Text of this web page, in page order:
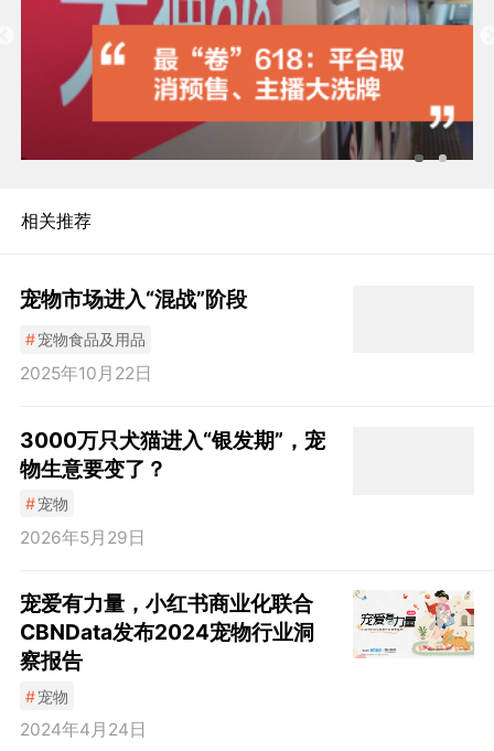
相关推荐
宠物市场进入“混战”阶段
#宠物食品及用品
2025年10月22日
3000万只犬猫进入“银发期”，宠
物生意要变了？
#宠物
2026年5月29日
宠爱有力量，小红书商业化联合
CBNData发布2024宠物行业洞
察报告
#宠物
2024年4月24日